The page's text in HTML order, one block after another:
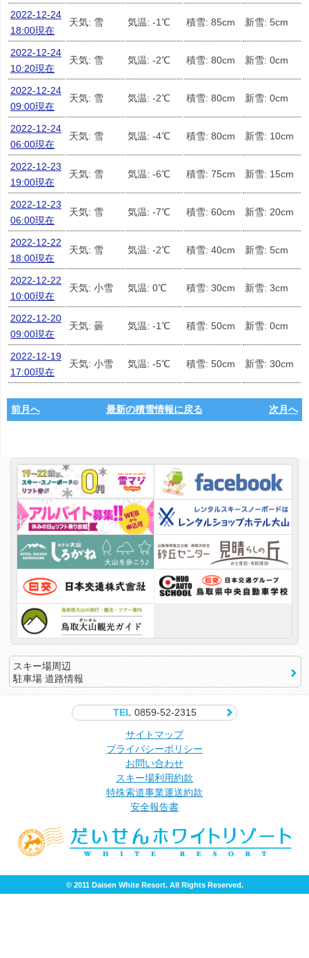
2022-12-24
18:00現在
天気: 雪 気温: -1℃ 積雪: 85cm 新雪: 5cm
2022-12-24
10:20現在
天気: 雪 気温: -2℃ 積雪: 80cm 新雪: 0cm
2022-12-24
09:00現在
天気: 雪 気温: -2℃ 積雪: 80cm 新雪: 0cm
2022-12-24
06:00現在
天気: 雪 気温: -4℃ 積雪: 80cm 新雪: 10cm
2022-12-23
19:00現在
天気: 雪 気温: -6℃ 積雪: 75cm 新雪: 15cm
2022-12-23
06:00現在
天気: 雪 気温: -7℃ 積雪: 60cm 新雪: 20cm
2022-12-22
18:00現在
天気: 雪 気温: -2℃ 積雪: 40cm 新雪: 5cm
2022-12-22
10:00現在
天気: 小雪 気温: 0℃ 積雪: 30cm 新雪: 3cm
2022-12-20
09:00現在
天気: 曇 気温: -1℃ 積雪: 50cm 新雪: 0cm
2022-12-19
17:00現在
天気: 小雪 気温: -5℃ 積雪: 50cm 新雪: 30cm
前月へ 最新の積雪情報に戻る 次月へ
スキー場周辺
駐車場 道路情報
TEL0859-52-2315
サイトマップ
プライバシーポリシー
お問い合わせ
スキー場利用約款
特殊索道事業運送約款
安全報告書
© 2011 Daisen White Resort. All Rights Reserved.